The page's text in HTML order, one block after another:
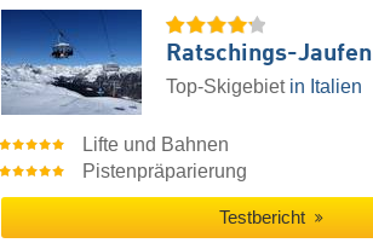
Ratschings-Jaufen
Top-Skigebiet in Italien
Lifte und Bahnen
Pistenpräparierung
Testbericht